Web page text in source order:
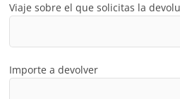
Viaje sobre el que solicitas la
Importe a devolver